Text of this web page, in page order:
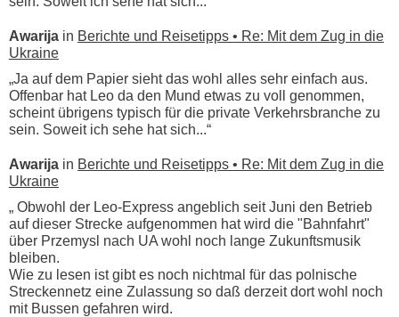
Awarija in Berichte und Reisetipps • Re: Mit dem Zug in die
Ukraine
„Ja auf dem Papier sieht das wohl alles sehr einfach aus.
Offenbar hat Leo da den Mund etwas zu voll genommen,
scheint übrigens typisch für die private Verkehrsbranche zu
sein. Soweit ich sehe hat sich...“
Awarija in Berichte und Reisetipps • Re: Mit dem Zug in die
Ukraine
„ Obwohl der Leo-Express angeblich seit Juni den Betrieb
auf dieser Strecke aufgenommen hat wird die "Bahnfahrt"
über Przemysl nach UA wohl noch lange Zukunftsmusik
bleiben.
Wie zu lesen ist gibt es noch nichtmal für das polnische
Streckennetz eine Zulassung so daß derzeit dort wohl noch
mit Bussen gefahren wird.